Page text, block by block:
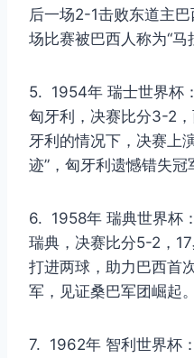
后一场2-1击败东道主
场比赛被巴西人称为“马
5. 1954年 瑞士世界
匈牙利，决赛比分3-2
牙利的情况下，决赛上
迹”，匈牙利遗憾错失冠
6. 1958年 瑞典世界
瑞典，决赛比分5-2，
打进两球，助力巴西首
军，见证桑巴军团崛起。
7. 1962年 智利世界